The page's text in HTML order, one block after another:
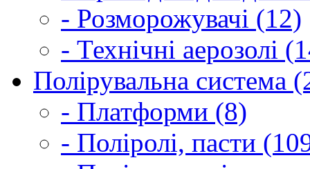
- Розморожувачі (12)
- Технічні аерозолі
Полірувальна система
- Платформи (8)
- Поліролі, пасти